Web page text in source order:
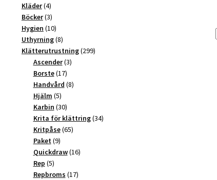
Kläder 44
produkter
Böcker 33
produkter
Hygien 1010
produkter
Uthyrning 88
produkter
Klätterutrustning 299299
Ascender 33
Borste 1717
produkter
Handvård 88
Hjälm 55
produkter
Karbin 3030
produkter
Krita för klättring 3434
Kritpåse 6565
Paket 99
produkter
Quickdraw 1616
Rep 55
produkter
Repbroms 1717